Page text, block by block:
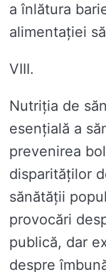
a înlătura
alimentației
VIII.
Nutriția de
esențială a
prevenirea
disparităților
sănătății
provocări
publică, dar
despre